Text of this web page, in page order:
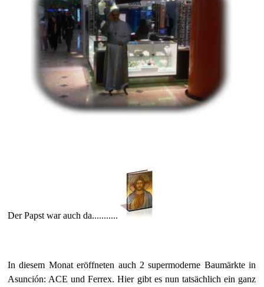
Der Papst war auch da...........
In diesem Monat eröffneten auch 2 supermoderne Baumärkte in
Asunción: ACE und Ferrex. Hier gibt es nun tatsächlich ein ganz